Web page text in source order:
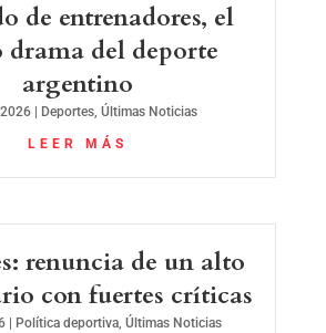
de entrenadores, el
drama del deporte
argentino
| Deportes, Últimas Noticias
LEER MÁS
renuncia de un alto
con fuertes críticas
Política deportiva,Últimas Noticias